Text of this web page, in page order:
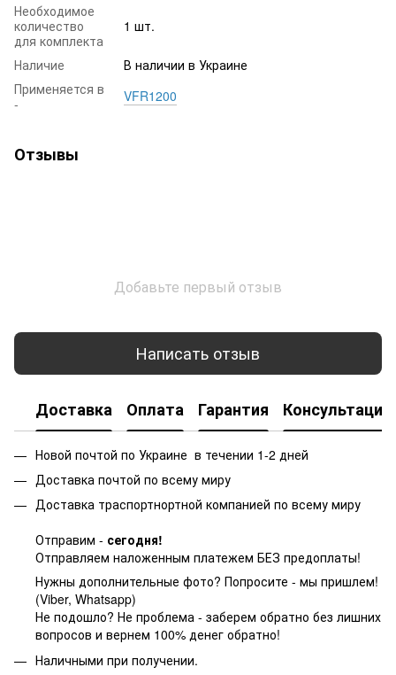
Необходимое
количество
для комплекта
1 шт.
Наличие
В наличии в Украине
Применяется в
-
VFR1200
Отзывы
Добавьте первый отзыв
Написать отзыв
Доставка Оплата Гарантия Консультация
Новой почтой по Украине в течении 1-2 дней
Доставка почтой по всему миру
Доставка траспортнортной компанией по всему миру
Отправим - сегодня!
Отправляем наложенным платежем БЕЗ предоплаты!
Нужны дополнительные фото? Попросите - мы пришлем!
(Viber, Whatsapp)
Не подошло? Не проблема - заберем обратно без лишних
вопросов и вернем 100% денег обратно!
Наличными при получении.